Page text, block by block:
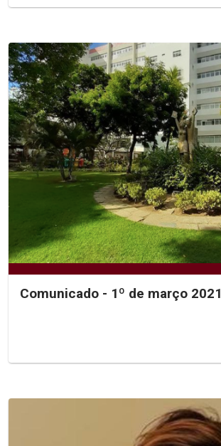
Comunicado - 1º de março 2021